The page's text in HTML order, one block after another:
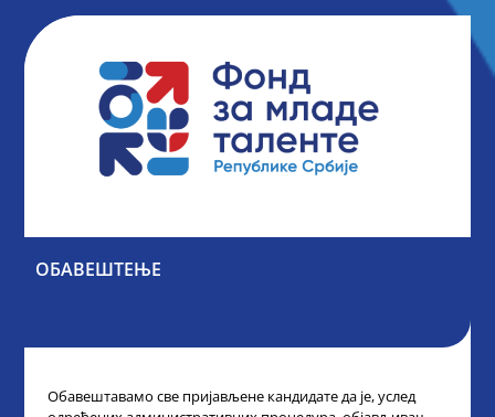
ОБАВЕШТЕЊЕ
Обавештавамо све пријављене кандидате да је, услед